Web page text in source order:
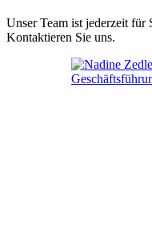
Unser Team ist jederzeit für
Kontaktieren Sie uns.